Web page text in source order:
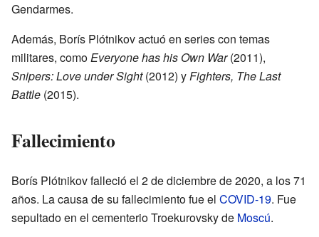
Gendarmes.
Además, Borís Plótnikov actuó en series con temas
militares, comoEveryone has his Own War(2011),
Snipers: Love under Sight(2012) yFighters, The Last
Battle (2015).
Fallecimiento
Borís Plótnikov falleció el 2 de diciembre de 2020, a los 71
años. La causa de su fallecimiento fue el COVID-19. Fue
sepultado en el cementerio Troekurovsky de Moscú.